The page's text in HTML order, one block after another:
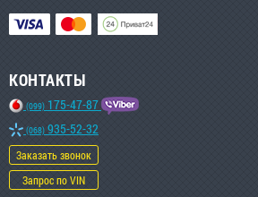
КОНТАКТЫ
(099) 175-47-87
(068) 935-52-32
Заказать звонок
Запрос по VIN